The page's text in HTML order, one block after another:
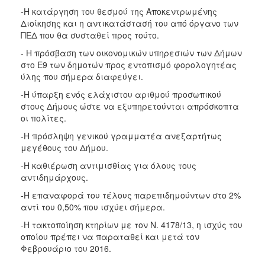
-Η κατάργηση του θεσμού της Αποκεντρωμένης
Διοίκησης και η αντικατάστασή του από όργανο των
ΠΕΔ που θα συσταθεί προς τούτο.
- Η πρόσβαση των οικονομικών υπηρεσιών των Δήμων
στο Ε9 των δημοτών προς εντοπισμό φορολογητέας
ύλης που σήμερα διαφεύγει.
-Η ύπαρξη ενός ελάχιστου αριθμού προσωπικού
στους Δήμους ώστε να εξυπηρετούνται απρόσκοπτα
οι πολίτες.
-Η πρόσληψη γενικού γραμματέα ανεξαρτήτως
μεγέθους του Δήμου.
-Η καθιέρωση αντιμισθίας για όλους τους
αντιδημάρχους.
-Η επαναφορά του τέλους παρεπιδημούντων στο 2%
αντί του 0,50% που ισχύει σήμερα.
-Η τακτοποίηση κτηρίων με τον Ν. 4178/13, η ισχύς του
οποίου πρέπει να παραταθεί και μετά τον
Φεβρουάριο του 2016.